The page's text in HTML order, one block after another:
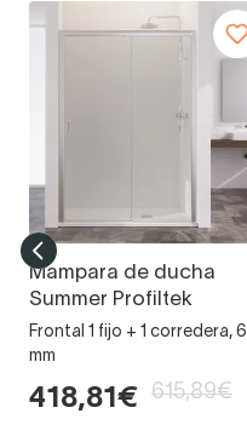
Mampara de ducha
Summer Profiltek
Frontal 1 fijo + 1 corredera, 6
mm
418,81€ 615,89€